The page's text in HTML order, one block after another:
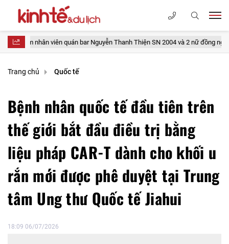
nhân viên quán bar Nguyễn Thanh Thiện SN 2004 và 2 nữ đồng nghiệp
Trang chủ Quốc tế
Bệnh nhân quốc tế đầu tiên trên
thế giới bắt đầu điều trị bằng
liệu pháp CAR-T dành cho khối u
rắn mới được phê duyệt tại Trung
tâm Ung thư Quốc tế Jiahui
18:09 06/07/2026